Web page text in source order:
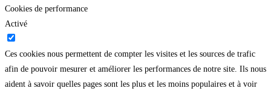
Cookies de performance
Activé
Ces cookies nous permettent de compter les visites et les sources de trafic
afin de pouvoir mesurer et améliorer les performances de notre site. Ils nous
aident à savoir quelles pages sont les plus et les moins populaires et à voir